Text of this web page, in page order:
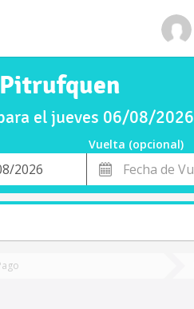
Pitrufquen
el jueves 06/08/2026
Vuelta (opcional)
Fecha
de
Vuelta